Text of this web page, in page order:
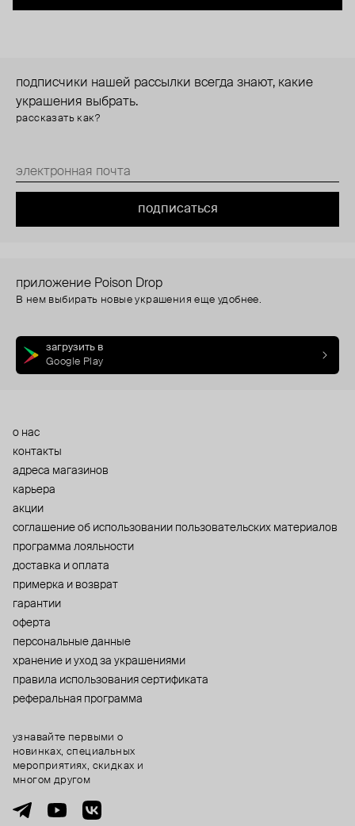
подписчики нашей рассылки всегда знают, какие
украшения выбрать.
рассказать как?
подписаться
приложение Poison Drop
В нем выбирать новые украшения еще удобнее.
загрузить в
Google Play
о нас
контакты
адреса магазинов
карьера
акции
cоглашение об использовании пользовательских материалов
программа лояльности
доставка и оплата
примерка и возврат
гарантии
оферта
персональные данные
хранение и уход за украшениями
правила использования сертификата
реферальная программа
узнавайте первыми о
новинках, специальных
мероприятиях, скидках и
многом другом